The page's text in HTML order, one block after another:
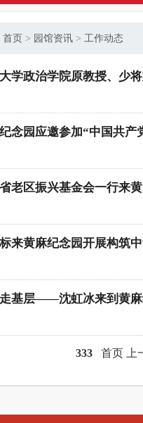
首页 > 园馆资讯 > 工作动态
学政治学院原教授、少
念园应邀参加“中国共产
老区振兴基金会一行来
来黄麻纪念园开展构筑
基层——沈虹冰来到黄麻
333 首页